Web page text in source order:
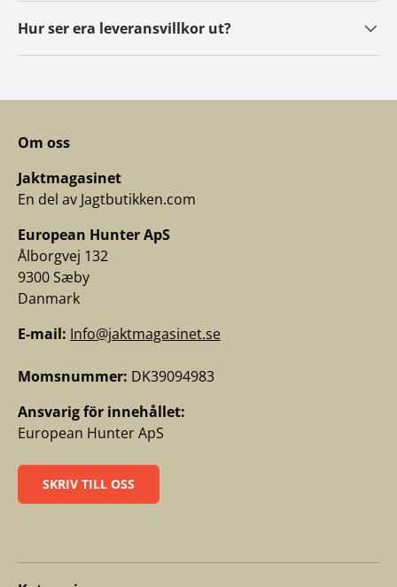
Hur ser era leveransvillkor ut?
Om oss
Jaktmagasinet
En del av Jagtbutikken.com
European Hunter ApS
Ålborgvej 132
9300 Sæby
Danmark
E-mail: Info@jaktmagasinet.se
Momsnummer: DK39094983
Ansvarig för innehållet:
European Hunter ApS
SKRIV TILL OSS